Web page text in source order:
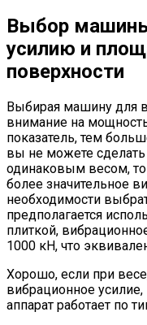
Выбор
усилию и
поверхности
Выбирая машину для
внимание на
показатель, тем
вы не можете
одинаковым весом, то
более значительное
необходимости
предполагается
плиткой,
1000 кН, что
Хорошо, если при
вибрационное
аппарат работает по